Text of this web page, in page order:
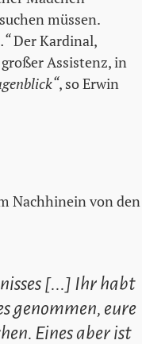
müssen.
Der Kardinal,
Assistenz, in
, so Erwin
Nachhinein von den
[...] Ihr habt
genommen, eure
Eines aber ist